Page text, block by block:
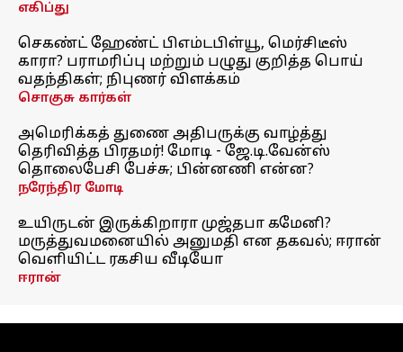
எகிப்து
செகண்ட் ஹேண்ட் பிஎம்டபிள்யூ, மெர்சிடீஸ்
காரா? பராமரிப்பு மற்றும் பழுது குறித்த பொய்
வதந்திகள்; நிபுணர் விளக்கம்
சொகுசு கார்கள்
அமெரிக்கத் துணை அதிபருக்கு வாழ்த்து
தெரிவித்த பிரதமர்! மோடி - ஜே.டி.வேன்ஸ்
தொலைபேசி பேச்சு; பின்னணி என்ன?
நரேந்திர மோடி
உயிருடன் இருக்கிறாரா முஜ்தபா கமேனி?
மருத்துவமனையில் அனுமதி என தகவல்; ஈரான்
வெளியிட்ட ரகசிய வீடியோ
ஈரான்